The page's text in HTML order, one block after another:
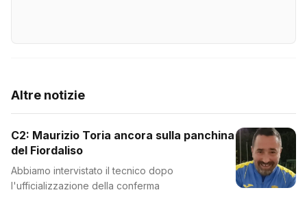
Altre notizie
C2: Maurizio Toria ancora sulla panchina
del Fiordaliso
Abbiamo intervistato il tecnico dopo
l'ufficializzazione della conferma